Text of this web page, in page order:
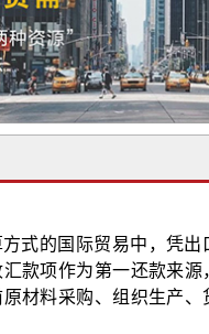
式的国际贸易中，凭
款项作为第一还款来
材料采购、组织生产